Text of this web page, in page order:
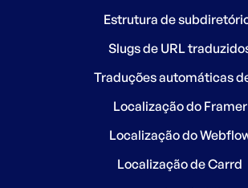
Estrutura de
Slugs de URL
Traduções automáticas
Localização do Framer
Localização do
Localização de Carrd